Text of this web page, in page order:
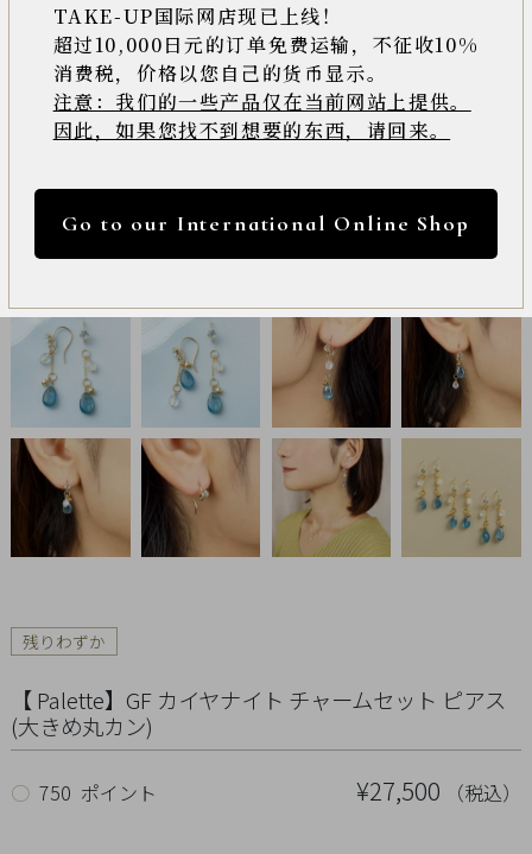
残りわずか
【 Palette】GF カイヤナイト チャームセット ピアス
(大きめ丸カン)
¥27,500 （税込）
○ 750 ポイント
リセット
登
録
>>
Online
Shop
Item
ALL
Necklace
Pierced
Earrings
Charm
Ring
Bracelet
Disney
TAKE-UP国际网店现已上线！
超过10,000日元的订单免费运输，不征收10%
消费税，价格以您自己的货币显示。
注意：我们的一些产品仅在当前网站上提供。
因此，如果您找不到想要的东西，请回来。
Go to our International Online Shop